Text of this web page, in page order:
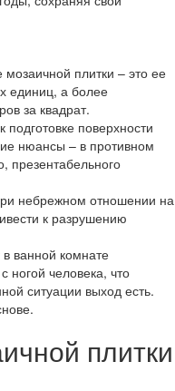
плитки – это ее
единиц, а более
за квадрат.
поверхности
нюансы – в противном
презентабельного
небрежном отношении на
к разрушению
ванной комнате
ногой человека, что
ситуации выход есть.
плитки